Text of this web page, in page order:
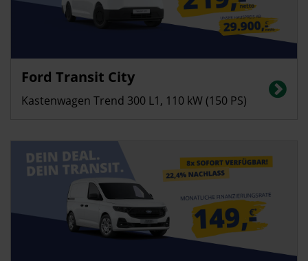
Ford Transit City
Kastenwagen Trend 300 L1, 110 kW (150 PS)